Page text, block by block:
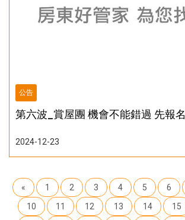
公告
第六波_賞屋團 機會不能錯過 先報名
2024-12-23
« 1 2 3 4 5 6
10
11 12 13 14 15